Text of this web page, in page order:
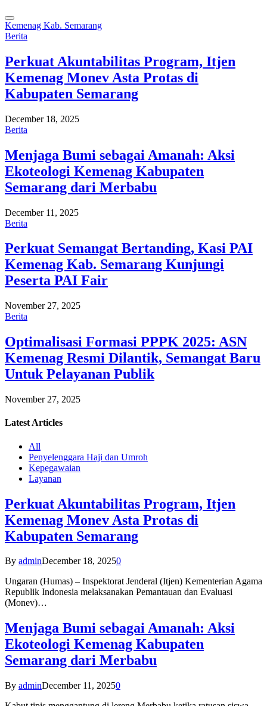
Kemenag Kab. Semarang
Berita
Perkuat Akuntabilitas Program, Itjen
Kemenag Monev Asta Protas di
Kabupaten Semarang
December 18, 2025
Berita
Menjaga Bumi sebagai Amanah: Aksi
Ekoteologi Kemenag Kabupaten
Semarang dari Merbabu
December 11, 2025
Berita
Perkuat Semangat Bertanding, Kasi PAI
Kemenag Kab. Semarang Kunjungi
Peserta PAI Fair
November 27, 2025
Berita
Optimalisasi Formasi PPPK 2025: ASN
Kemenag Resmi Dilantik, Semangat Baru
Untuk Pelayanan Publik
November 27, 2025
Latest Articles
All
Penyelenggara Haji dan Umroh
Kepegawaian
Layanan
Perkuat Akuntabilitas Program, Itjen
Kemenag Monev Asta Protas di
Kabupaten Semarang
By adminDecember 18, 20250
Ungaran (Humas) – Inspektorat Jenderal (Itjen) Kementerian Agama
Republik Indonesia melaksanakan Pemantauan dan Evaluasi
(Monev)…
Menjaga Bumi sebagai Amanah: Aksi
Ekoteologi Kemenag Kabupaten
Semarang dari Merbabu
By adminDecember 11, 20250